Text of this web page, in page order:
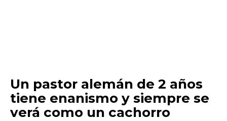
Un pastor alemán de 2 años
tiene enanismo y siempre se
verá como un cachorro